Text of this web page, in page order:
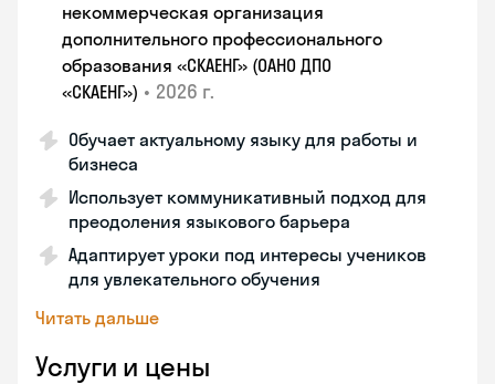
некоммерческая организация
дополнительного профессионального
образования «СКАЕНГ» (ОАНО ДПО
«СКАЕНГ») • 2026 г.
Обучает актуальному языку для работы и
бизнеса
Использует коммуникативный подход для
преодоления языкового барьера
Адаптирует уроки под интересы учеников
для увлекательного обучения
Читать дальше
Услуги и цены